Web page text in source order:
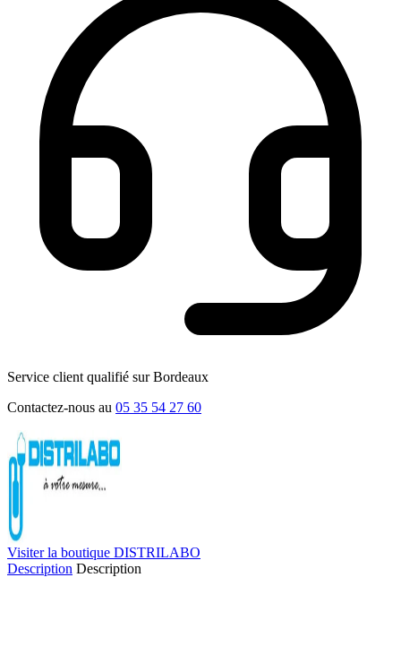
Service client qualifié sur Bordeaux
Contactez-nous au 05 35 54 27 60
Visiter la boutique DISTRILABO
Description Description